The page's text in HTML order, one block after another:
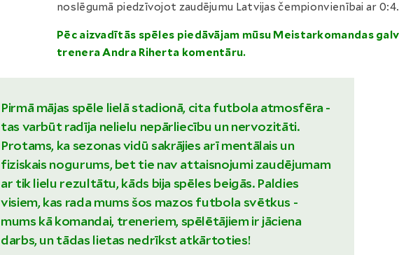
noslēgumā piedzīvojot zaudējumu Latvijas čempionvienībai ar 0:4.
Pēc aizvadītās spēles piedāvājam mūsu Meistarkomandas
trenera Andra Riherta komentāru.
Pirmā mājas spēle lielā stadionā, cita futbola atmosfēra -
tas varbūt radīja nelielu nepārliecību un nervozitāti.
Protams, ka sezonas vidū sakrājies arī mentālais un
fiziskais nogurums, bet tie nav attaisnojumi zaudējumam
ar tik lielu rezultātu, kāds bija spēles beigās. Paldies
visiem, kas rada mums šos mazos futbola svētkus -
mums kā komandai, treneriem, spēlētājiem ir jāciena
darbs, un tādas lietas nedrīkst atkārtoties!